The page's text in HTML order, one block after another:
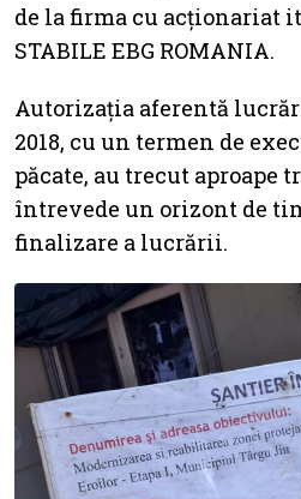
de la firma cu acționariat
STABILE EBG ROMANIA.
Autorizația aferentă
2018, cu un termen de
păcate, au trecut aproape
întrevede un orizont de
finalizare a lucrării.